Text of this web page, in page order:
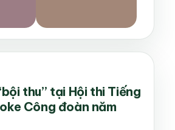
thu” tại Hội thi Tiếng
Công đoàn năm